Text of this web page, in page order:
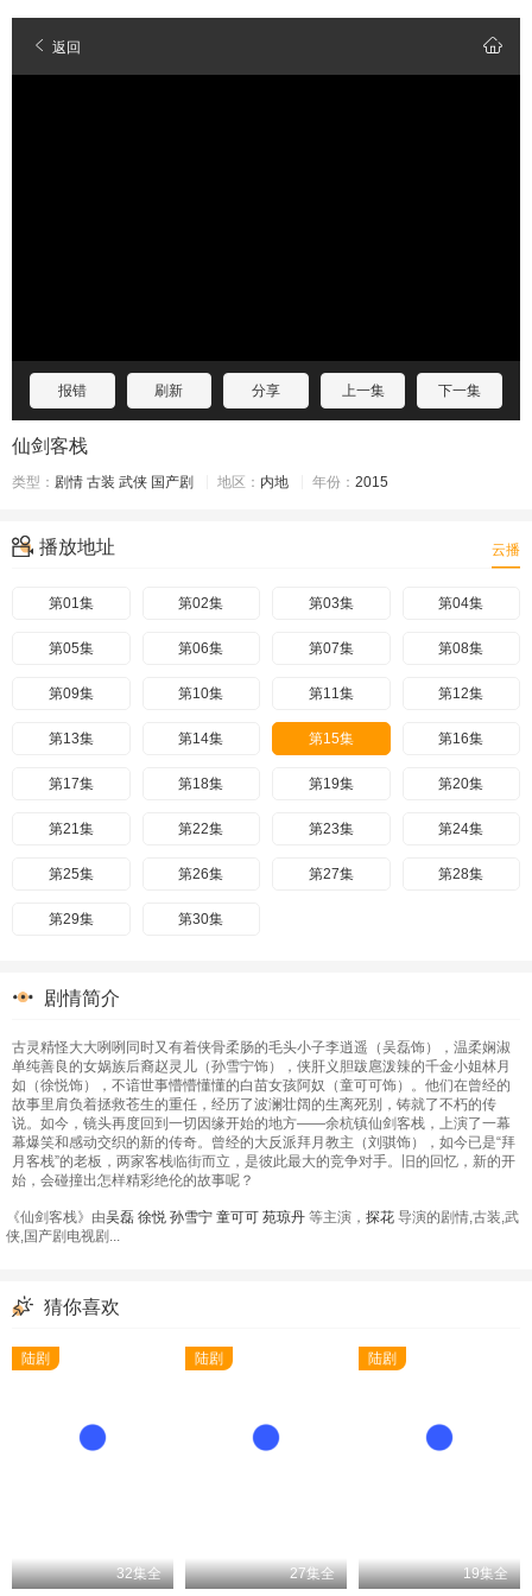
返回
报错 刷新 分享 上一集 下一集
仙剑客栈
类型： 剧情 古装 武侠 国产剧 地区： 内地 年份： 2015
播放地址 云播
第01集 第02集 第03集 第04集
第05集 第06集 第07集 第08集
第09集 第10集 第11集 第12集
第13集 第14集 第15集 第16集
第17集 第18集 第19集 第20集
第21集 第22集 第23集 第24集
第25集 第26集 第27集 第28集
第29集 第30集
剧情简介
古灵精怪大大咧咧同时又有着侠骨柔肠的毛头小子李逍遥（吴磊饰），温柔娴淑
单纯善良的女娲族后裔赵灵儿（孙雪宁饰），侠肝义胆跋扈泼辣的千金小姐林月
如（徐悦饰），不谙世事懵懵懂懂的白苗女孩阿奴（童可可饰）。他们在曾经的
故事里肩负着拯救苍生的重任，经历了波澜壮阔的生离死别，铸就了不朽的传
说。如今，镜头再度回到一切因缘开始的地方——余杭镇仙剑客栈，上演了一幕
幕爆笑和感动交织的新的传奇。曾经的大反派拜月教主（刘骐饰），如今已是“拜
月客栈”的老板，两家客栈临街而立，是彼此最大的竞争对手。旧的回忆，新的开
始，会碰撞出怎样精彩绝伦的故事呢？
《仙剑客栈》由吴磊 徐悦 孙雪宁 童可可 苑琼丹 等主演， 探花 导演的剧情,古装,武
侠,国产剧电视剧...
猜你喜欢
32集全
陆剧
27集全
陆剧
19集全
陆剧